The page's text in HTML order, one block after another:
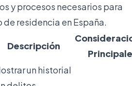
y procesos necesarios para
residencia en España.
Descripción
un historial